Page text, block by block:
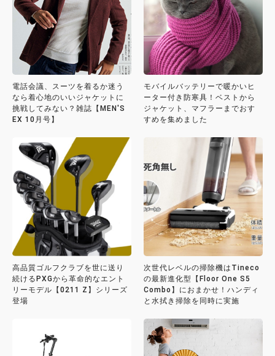
電話会議、スーツを着るか迷う
なら着心地のいいジャケットに
挑戦してみない？雑誌【MEN'S
EX 10月号】
モバイルバッテリーで暖かいヒ
ーター付き防寒具！ベストから
ジャケット、マフラーまでおす
すめを集めました
高品質ゴルフクラブを世に送り
続けるPXGから革命的なエント
リーモデル【0211 Z】シリーズ
登場
次世代レベルの掃除機はTineco
の最新進化型【Floor One S5
Combo】におまかせ！ハンディ
と水拭き掃除を同時に実施